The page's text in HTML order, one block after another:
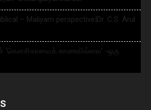
– Maliyam perspective|Dr. C.S. Arul
‘கௌசிகாவைக் காணவில்லை’ -ஒரு